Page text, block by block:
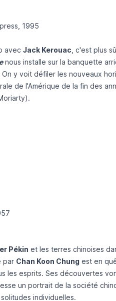
1995
avec Jack Kerouac , c'est plus
nous installe sur la banquette
y voit défiler les nouveaux
de l'Amérique de la fin des
Pékin et les terres chinoises
par Chan Koon Chung est en
les esprits. Ses découvertes
un portrait de la société
individuelles.